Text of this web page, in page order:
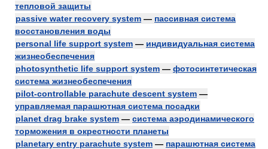
тепловой защиты
passive water recovery system — пассивная система
восстановления воды
personal life support system — индивидуальная система
жизнеобеспечения
photosynthetic life support system — фотосинтетическая
система жизнеобеспечения
pilot-controllable parachute descent system —
управляемая парашютная система посадки
planet drag brake system — система аэродинамического
торможения в окрестности планеты
planetary entry parachute system — парашютная система